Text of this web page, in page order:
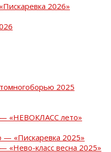
2026»
2025
— «НЕВОКЛАСС лето»
— «Пискаревка 2025»
«Нево-класс весна 2025»